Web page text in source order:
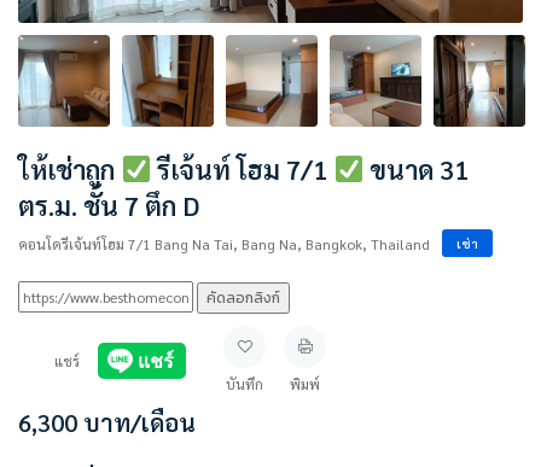
ให้เช่าถูก รีเจ้นท์ โฮม 7/1
ขนาด 31
ตร.ม. ชั้น 7 ตึก D
คอนโดรีเจ้นท์โฮม 7/1 Bang Na Tai, Bang Na, Bangkok, Thailand เช่า
คัดลอกลิงก์
แชร์
บันทึก
พิมพ์
6,300 บาท/เดือน